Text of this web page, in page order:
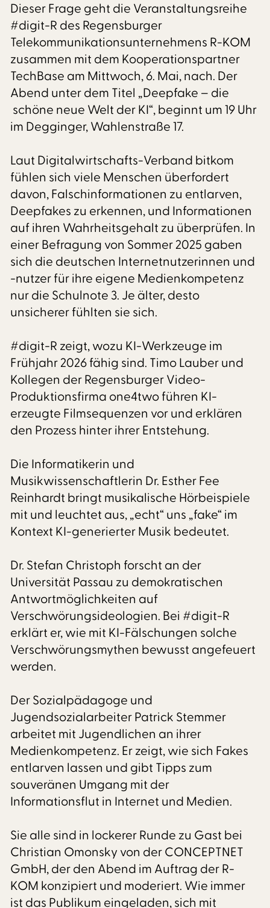
Dieser Frage geht die Veranstaltungsreihe
#digit-R des Regensburger
Telekommunikationsunternehmens R-KOM
zusammen mit dem Kooperationspartner
TechBase am Mittwoch, 6. Mai, nach. Der
Abend unter dem Titel „Deepfake – die
schöne neue Welt der KI“, beginnt um 19 Uhr
im Degginger, Wahlenstraße 17.
Laut Digitalwirtschafts-Verband bitkom
fühlen sich viele Menschen überfordert
davon, Falschinformationen zu entlarven,
Deepfakes zu erkennen, und Informationen
auf ihren Wahrheitsgehalt zu überprüfen. In
einer Befragung von Sommer 2025 gaben
sich die deutschen Internetnutzerinnen und
-nutzer für ihre eigene Medienkompetenz
nur die Schulnote 3. Je älter, desto
unsicherer fühlten sie sich.
#digit-R zeigt, wozu KI-Werkzeuge im
Frühjahr 2026 fähig sind. Timo Lauber und
Kollegen der Regensburger Video-
Produktionsfirma one4two führen KI-
erzeugte Filmsequenzen vor und erklären
den Prozess hinter ihrer Entstehung.
Die Informatikerin und
Musikwissenschaftlerin Dr. Esther Fee
Reinhardt bringt musikalische Hörbeispiele
mit und leuchtet aus, „echt“ uns „fake“ im
Kontext KI-generierter Musik bedeutet.
Dr. Stefan Christoph forscht an der
Universität Passau zu demokratischen
Antwortmöglichkeiten auf
Verschwörungsideologien. Bei #digit-R
erklärt er, wie mit KI-Fälschungen solche
Verschwörungsmythen bewusst angefeuert
werden.
Der Sozialpädagoge und
Jugendsozialarbeiter Patrick Stemmer
arbeitet mit Jugendlichen an ihrer
Medienkompetenz. Er zeigt, wie sich Fakes
entlarven lassen und gibt Tipps zum
souveränen Umgang mit der
Informationsflut in Internet und Medien.
Sie alle sind in lockerer Runde zu Gast bei
Christian Omonsky von der CONCEPTNET
GmbH, der den Abend im Auftrag der R-
KOM konzipiert und moderiert. Wie immer
ist das Publikum eingeladen, sich mit